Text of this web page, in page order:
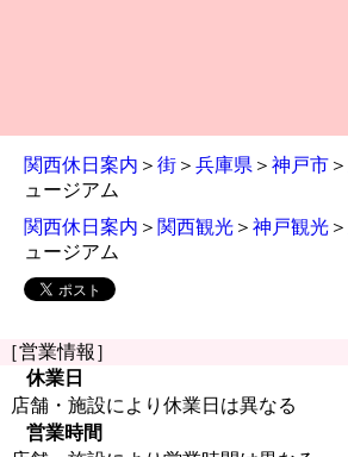
関西休日案内 ＞ 街 ＞ 兵庫県 ＞ 神戸市 ＞
ュージアム
関西休日案内 ＞ 関西観光 ＞ 神戸観光 ＞
ュージアム
［営業情報］
休業日
店舗・施設により休業日は異なる
営業時間